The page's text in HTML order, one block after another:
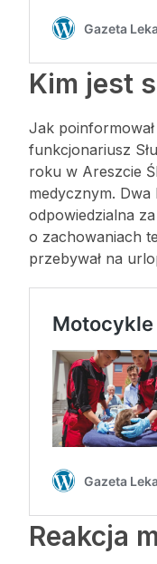
Kim jest
Jak
funkcjonariusz
roku w Areszcie
medycznym. Dwa
odpowiedzialna
o zachowaniach
przebywał na
Reakcja